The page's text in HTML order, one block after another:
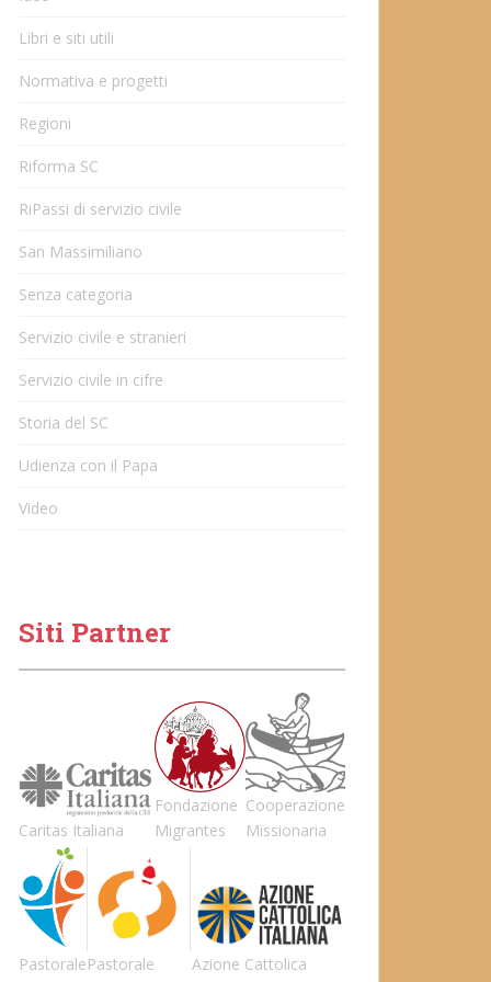
Libri e siti utili
Normativa e progetti
Regioni
Riforma SC
RiPassi di servizio civile
San Massimiliano
Senza categoria
Servizio civile e stranieri
Servizio civile in cifre
Storia del SC
Udienza con il Papa
Video
Siti Partner
Caritas Italiana
Fondazione
Migrantes
Cooperazione
Missionaria
PastoralePastorale
Azione Cattolica